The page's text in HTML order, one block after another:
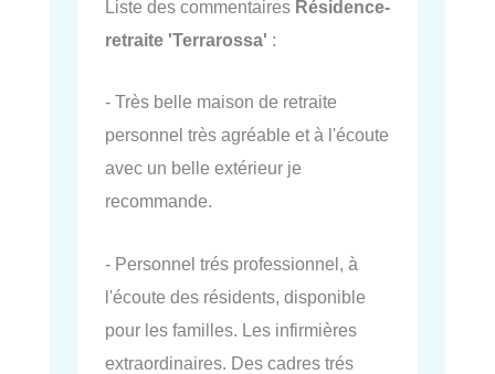
Liste des commentaires Résidence-
retraite 'Terrarossa' :
- Très belle maison de retraite
personnel très agréable et à l'écoute
avec un belle extérieur je
recommande.
- Personnel trés professionnel, à
l'écoute des résidents, disponible
pour les familles. Les infirmières
extraordinaires. Des cadres trés